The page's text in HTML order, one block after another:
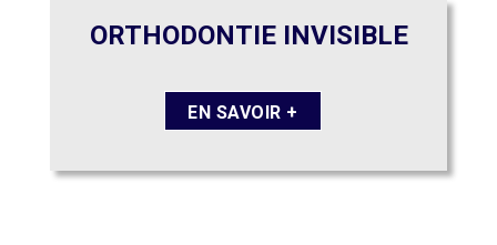
ORTHODONTIE INVISIBLE
EN SAVOIR +